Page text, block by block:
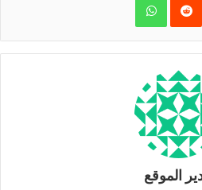
الموقع